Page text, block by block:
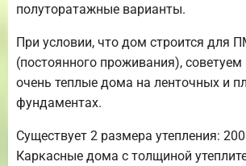
полуторатажные варианты.
При условии, что дом строится для
(постоянного проживания),
очень теплые дома на ленточных и
фундаментах.
Существует 2 размера утепления:
Каркасные дома с толщиной